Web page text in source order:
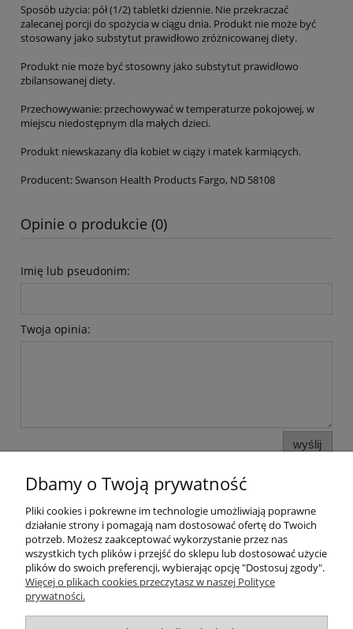
Sposób użycia: pół (1/2) tabletki dziennie. Nie przekraczać
zalecanej porcji do spożycia w ciągu dnia. Produkt nie może być
stosowany jako substytut prawidłowo zróżnicowanej diety.
Produkt nie może być stosowny jako substytut prawidłowo
zbilansowanej diety.
Przechowywanie: przechowywać w temperaturze pokojowej, w
miejscu niedostępnym dla małych dzieci.
Produkt niewskazany dla kobiet w ciąży i matek karmiących.
Producent: Swanson Health Products Fargo, ND 58108
Opinie o produkcie (0)
Imię lub pseudonim:
Twoja opinia:
wyślij
Pomoc
Moje konto
Dbamy o Twoją prywatność
Pliki cookies i pokrewne im technologie umożliwiają poprawne
działanie strony i pomagają nam dostosować ofertę do Twoich
potrzeb. Możesz zaakceptować wykorzystanie przez nas
wszystkich tych plików i przejść do sklepu lub dostosować użycie
plików do swoich preferencji, wybierając opcję "Dostosuj zgody".
Więcej o plikach cookies przeczytasz w naszej Polityce
prywatności.